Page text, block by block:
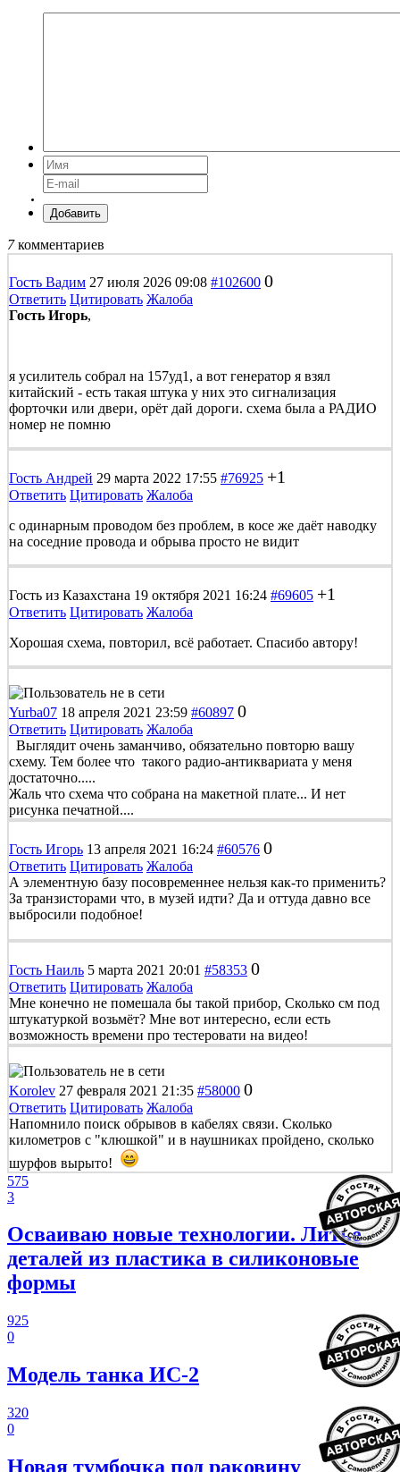
Добавить
7комментариев
Гость Вадим 27 июля 2026 09:08 #102600 0
Ответить Цитировать Жалоба
Гость Игорь,
я усилитель собрал на 157уд1, а вот генератор я взял
китайский - есть такая штука у них это сигнализация
форточки или двери, орёт дай дороги. схема была а РАДИО
номер не помню
Гость Андрей 29 марта 2022 17:55 #76925 +1
Ответить Цитировать Жалоба
с одинарным проводом без проблем, в косе же даёт наводку
на соседние провода и обрыва просто не видит
Гость из Казахстана 19 октября 2021 16:24 #69605 +1
Ответить Цитировать Жалоба
Хорошая схема, повторил, всё работает. Спасибо автору!
Yurba07 18 апреля 2021 23:59 #60897 0
Ответить Цитировать Жалоба
Выглядит очень заманчиво, обязательно повторю вашу
схему. Тем более что такого радио-антиквариата у меня
достаточно.....
Жаль что схема что собрана на макетной плате... И нет
рисунка печатной....
Гость Игорь 13 апреля 2021 16:24 #60576 0
Ответить Цитировать Жалоба
А элементную базу посовременнее нельзя как-то применить?
За транзисторами что, в музей идти? Да и оттуда давно все
выбросили подобное!
Гость Наиль 5 марта 2021 20:01 #58353 0
Ответить Цитировать Жалоба
Мне конечно не помешала бы такой прибор, Сколько см под
штукатуркой возьмёт? Мне вот интересно, если есть
возможность времени про тестеровати на видео!
Korolev 27 февраля 2021 21:35 #58000 0
Ответить Цитировать Жалоба
Напомнило поиск обрывов в кабелях связи. Сколько
километров с "клюшкой" и в наушниках пройдено, сколько
шурфов вырыто!
575
3
Осваиваю новые технологии. Литье
деталей из пластика в силиконовые
формы
925
0
Модель танка ИС-2
320
0
Новая тумбочка под раковину